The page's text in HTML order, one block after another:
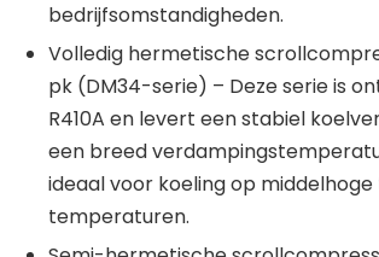
bedrijfsomstandigheden.
Volledig hermetische
pk (DM34-serie) – Deze serie is
R410A en levert een stabiel
een breed
ideaal voor koeling op
temperaturen.